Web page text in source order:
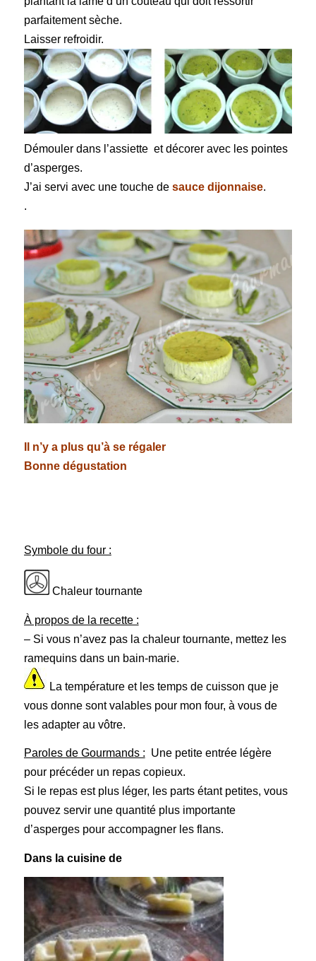
parfaitement sèche.
Laisser refroidir.
Démouler dans l’assiette et décorer avec les pointes
d’asperges.
J’ai servi avec une touche de sauce dijonnaise.
.
Il n’y a plus qu’à se régaler
Bonne dégustation
Symbole du four :
Chaleur tournante
À propos de la recette :
– Si vous n’avez pas la chaleur tournante, mettez les
ramequins dans un bain-marie.
La température et les temps de cuisson que je
vous donne sont valables pour mon four, à vous de
les adapter au vôtre.
Paroles de Gourmands : Une petite entrée légère
pour précéder un repas copieux.
Si le repas est plus léger, les parts étant petites, vous
pouvez servir une quantité plus importante
d’asperges pour accompagner les flans.
Dans la cuisine de